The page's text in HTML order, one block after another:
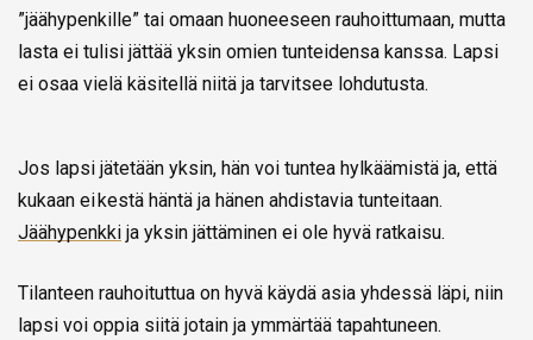
”jäähypenkille” tai omaan huoneeseen rauhoittumaan, mutta
lasta ei tulisi jättää yksin omien tunteidensa kanssa. Lapsi
ei osaa vielä käsitellä niitä ja tarvitsee lohdutusta.
Jos lapsi jätetään yksin, hän voi tuntea hylkäämistä ja, että
kukaan ei kestä häntä ja hänen ahdistavia tunteitaan.
Jäähypenkki ja yksin jättäminen ei ole hyvä ratkaisu.
Tilanteen rauhoituttua on hyvä käydä asia yhdessä läpi, niin
lapsi voi oppia siitä jotain ja ymmärtää tapahtuneen.